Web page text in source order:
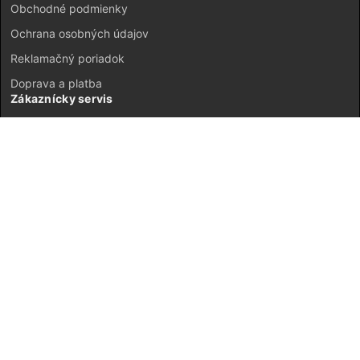
Obchodné podmienky
Ochrana osobných údajov
Reklamačný poriadok
Doprava a platba
Zákaznícky servis